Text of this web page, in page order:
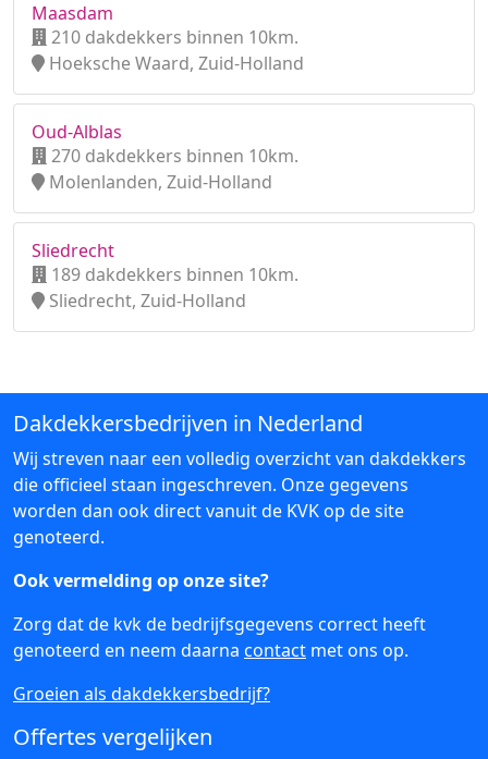
Maasdam
210 dakdekkers binnen 10km.
Hoeksche Waard, Zuid-Holland
Oud-Alblas
270 dakdekkers binnen 10km.
Molenlanden, Zuid-Holland
Sliedrecht
189 dakdekkers binnen 10km.
Sliedrecht, Zuid-Holland
Dakdekkersbedrijven in Nederland
Wij streven naar een volledig overzicht van dakdekkers
die officieel staan ingeschreven. Onze gegevens
worden dan ook direct vanuit de KVK op de site
genoteerd.
Ook vermelding op onze site?
Zorg dat de kvk de bedrijfsgegevens correct heeft
genoteerd en neem daarna contact met ons op.
Groeien als dakdekkersbedrijf?
Offertes vergelijken